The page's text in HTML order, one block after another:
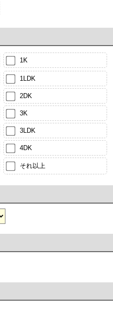
1K
1LDK
2DK
3K
3LDK
4DK
それ以上